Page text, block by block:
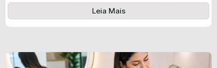
certificado informado pelo produtor e ...
Leia Mais